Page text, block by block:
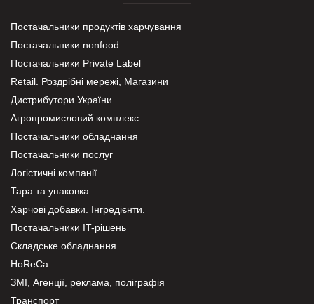
Постачальники продуктів харчування
Постачальники nonfood
Постачальники Private Label
Retail. Роздрібні мережі, Магазини
Дистрибутори України
Агропромисловий комплекс
Постачальники обладнання
Постачальники послуг
Логістичні компанії
Тара та упаковка
Харчові добавки. Інгредієнти.
Постачальники IT-рішень
Складське обладнання
HoReCa
ЗМІ, Агенції, реклама, поліграфія
Транспорт